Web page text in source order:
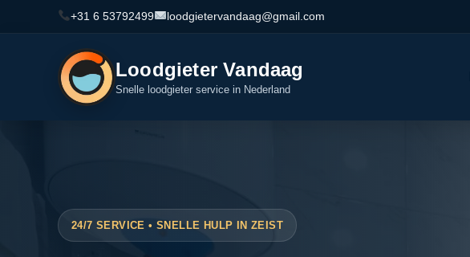
+31 6 53792499 loodgietervandaag@gmail.com
Loodgieter Vandaag
Snelle loodgieter service in Nederland
24/7 SERVICE • SNELLE HULP IN ZEIST